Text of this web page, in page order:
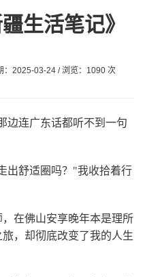
生活笔记》
：2025-03-24 / 浏览：1090 次
边连广东话都听不到一句
出舒适圈吗？"我收拾着行
在佛山安享晚年本是理所
，却彻底改变了我的人生